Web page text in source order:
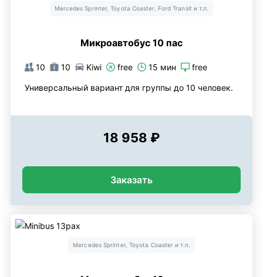
Mercedes Sprinter, Toyota Coaster, Ford Transit и т.п.
Микроавтобус 10 пас
10 10 Kiwi free 15 мин free
Универсальный вариант для группы до 10 человек.
18 958 ₽
Заказать
Mercedes Sprinter, Toyota Coaster и т.п.